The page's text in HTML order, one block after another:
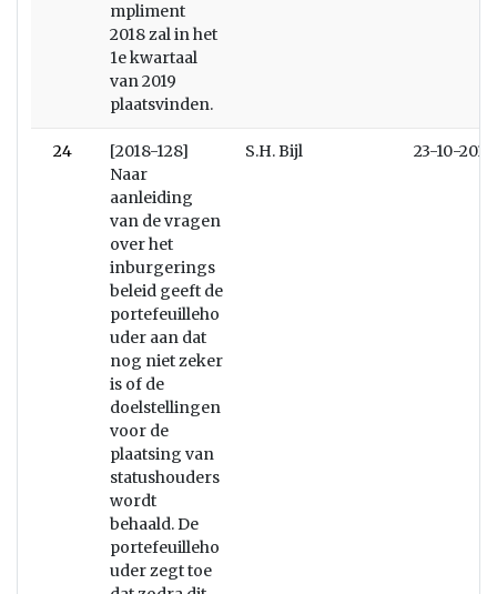
mpliment
2018 zal in het
1e kwartaal
van 2019
plaatsvinden.
24
[2018-128]
Naar
aanleiding
van de vragen
over het
inburgerings
beleid geeft de
portefeuilleho
uder aan dat
nog niet zeker
is of de
doelstellingen
voor de
plaatsing van
statushouders
wordt
behaald. De
portefeuilleho
uder zegt toe
S.H. Bijl 23-10-2018